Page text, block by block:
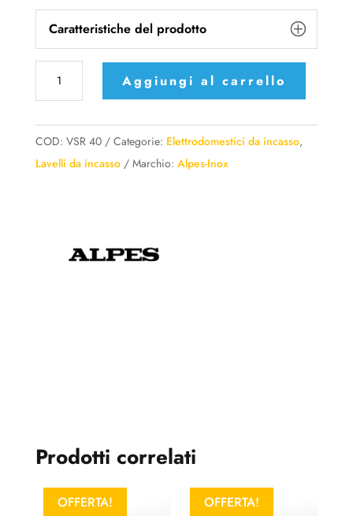
Caratteristiche del prodotto
Inox
Vasca
Aggiungi al carrello
COD: VSR 40 Categorie: Elettrodomestici da incasso,
Lavelli da incasso
Marchio: Alpes-Inox
Prodotti correlati
OFFERTA! OFFERTA!